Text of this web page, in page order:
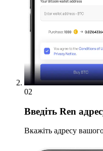
02
Введіть Ren
Вкажіть адресу